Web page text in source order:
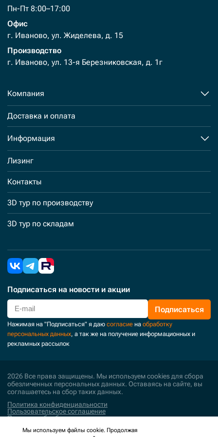
Пн-Пт 8:00–17:00
Офис
г. Иваново, ул. Жиделева, д. 15
Производство
г. Иваново, ул. 13-я Березниковская, д. 1г
Компания
Доставка и оплата
Информация
Лизинг
Контакты
3D тур по производству
3D тур по складам
Подписаться на новости и акции
Подписаться
Нажимая на "Подписаться" я даю согласие на обработку
персональных данных, а так же на получение информационных и
рекламных рассылок
2026 Все права защищены. Мы используем cookies для сбора
обезличенных персональных данных. Оставаясь на сайте, вы
соглашаетесь на сбор таких данных.
Политика конфиденциальности
Пользовательское соглашение
Политика обработки персональных данных
Мы используем файлы cookie. Продолжая